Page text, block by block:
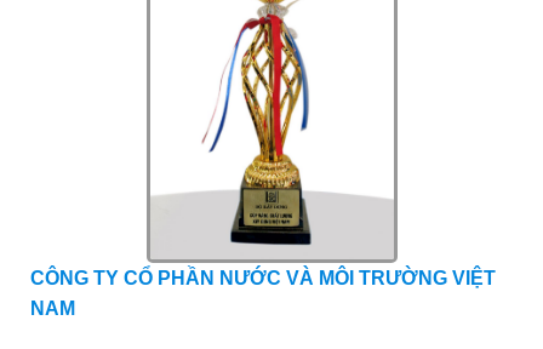
CÔNG TY CỔ PHẦN NƯỚC VÀ MÔI TRƯỜNG VIỆT
NAM